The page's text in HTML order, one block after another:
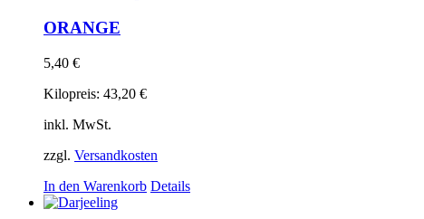
ORANGE
5,40 €
Kilopreis: 43,20 €
inkl. MwSt.
zzgl. Versandkosten
In den Warenkorb Details